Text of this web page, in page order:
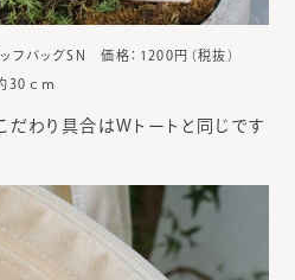
バッグSN 価格：1200円（税抜）
30ｃｍ
だわり具合はWトートと同じです